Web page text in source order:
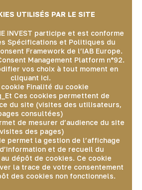
UTILISÉS PAR LE SITE
INVEST participe et est conforme
Spécifications et Politiques du
Framework de l’IAB Europe.
Management Platform n°92.
vos choix à tout moment en
cliquant ici.
cookie Finalité du cookie
Ces cookies permettent de
du site (visites des utilisateurs,
consultées)
de mesurer d’audience du site
des pages)
permet la gestion de l’affichage
et de recueil du
dépôt de cookies. Ce cookie
la trace de votre consentement
des cookies non fonctionnels.